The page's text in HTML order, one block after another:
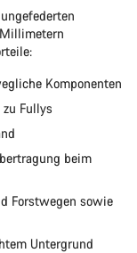
Komponenten
Fullys
beim
Forstwegen sowie
Untergrund